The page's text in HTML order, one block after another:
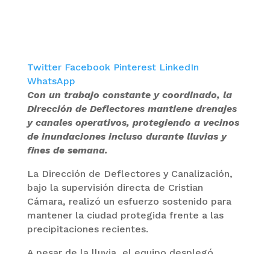
Twitter Facebook Pinterest LinkedIn
WhatsApp
Con un trabajo constante y coordinado, la
Dirección de Deflectores mantiene drenajes
y canales operativos, protegiendo a vecinos
de inundaciones incluso durante lluvias y
fines de semana.
La Dirección de Deflectores y Canalización,
bajo la supervisión directa de Cristian
Cámara, realizó un esfuerzo sostenido para
mantener la ciudad protegida frente a las
precipitaciones recientes.